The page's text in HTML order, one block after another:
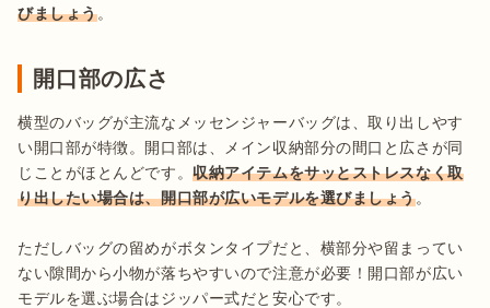
びましょう。
開口部の広さ
横型のバッグが主流なメッセンジャーバッグは、取り出しやす
い開口部が特徴。開口部は、メイン収納部分の間口と広さが同
じことがほとんどです。収納アイテムをサッとストレスなく取
り出したい場合は、開口部が広いモデルを選びましょう。
ただしバッグの留めがボタンタイプだと、横部分や留まってい
ない隙間から小物が落ちやすいので注意が必要！開口部が広い
モデルを選ぶ場合はジッパー式だと安心です。